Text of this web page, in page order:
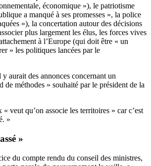
économique »), le patriotisme
a manqué à ses promesses », la police
»), la concertation autour des décisions
plus largement les élus, les forces vives
à l’Europe (qui doit être « un
» les politiques lancées par le
aurait des annonces concernant un
de méthodes » souhaité par le président de la
« veut qu’on associe les territoires » car c’est
»
»
du compte rendu du conseil des ministres,